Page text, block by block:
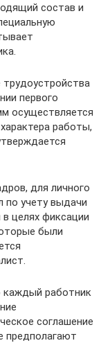
состав и
первого
осуществляется
работы,
для личного
по учету выдачи
целях фиксации
были
каждый работник
соглашение
предполагают